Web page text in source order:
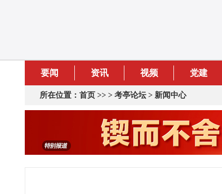
要闻 资讯 视频 党建
所在位置： 首页 >> > 考亭论坛> 新闻中心